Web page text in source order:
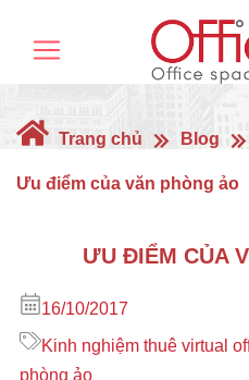
Trang chủ Blog
Ưu điểm của văn phòng ảo
ƯU ĐIỂM CỦA
16/10/2017
Kinh nghiệm thuê virtual
phòng ảo